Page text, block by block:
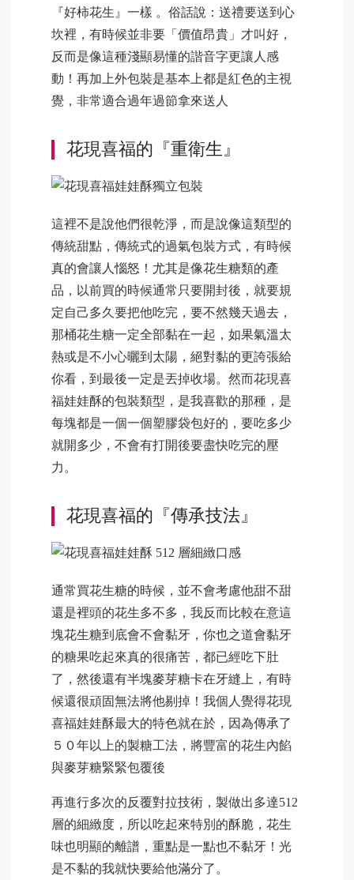
『好柿花生』一樣 。俗話說：送禮要送到心
坎裡，有時候並非要「價值昂貴」才叫好，
反而是像這種淺顯易懂的諧音字更讓人感
動！再加上外包裝是基本上都是紅色的主視
覺，非常適合過年過節拿來送人
花現喜福的『重衛生』
這裡不是說他們很乾淨，而是說像這類型的
傳統甜點，傳統式的過氣包裝方式，有時候
真的會讓人惱怒！尤其是像花生糖類的產
品，以前買的時候通常只要開封後，就要規
定自己多久要把他吃完，要不然幾天過去，
那桶花生糖一定全部黏在一起，如果氣溫太
熱或是不小心曬到太陽，絕對黏的更誇張給
你看，到最後一定是丟掉收場。然而花現喜
福娃娃酥的包裝類型，是我喜歡的那種，是
每塊都是一個一個塑膠袋包好的，要吃多少
就開多少，不會有打開後要盡快吃完的壓
力。
花現喜福的『傳承技法』
通常買花生糖的時候，並不會考慮他甜不甜
還是裡頭的花生多不多，我反而比較在意這
塊花生糖到底會不會黏牙，你也之道會黏牙
的糖果吃起來真的很痛苦，都已經吃下肚
了，然後還有半塊麥芽糖卡在牙縫上，有時
候還很頑固無法將他剔掉！我個人覺得花現
喜福娃娃酥最大的特色就在於，因為傳承了
５０年以上的製糖工法，將豐富的花生內餡
與麥芽糖緊緊包覆後
再進行多次的反覆對拉技術，製做出多達512
層的細緻度，所以吃起來特別的酥脆，花生
味也明顯的離譜，重點是一點也不黏牙！光
是不黏的我就快要給他滿分了。